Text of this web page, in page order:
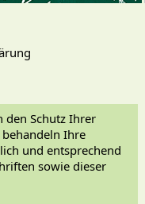
den Schutz Ihrer
Ihre
und entsprechend
sowie dieser